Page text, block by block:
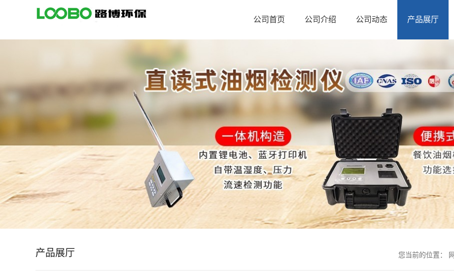
首
公司首页 公司介绍 公司动态 产品展厅
产品展厅 您当前的位置：